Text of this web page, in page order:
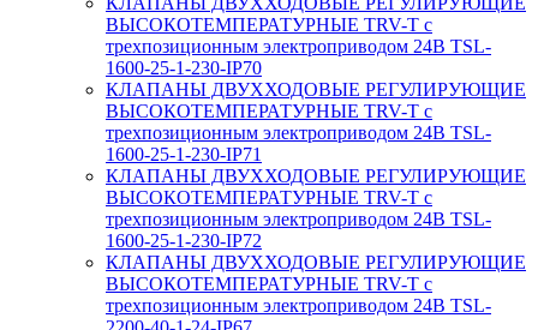
ВЫСОКОТЕМПЕРАТУРНЫЕ TRV-T с
трехпозиционным электроприводом 24В TSL-
1600-25-1-230-IP70
КЛАПАНЫ ДВУХХОДОВЫЕ РЕГУЛИРУЮЩИЕ
ВЫСОКОТЕМПЕРАТУРНЫЕ TRV-T с
трехпозиционным электроприводом 24В TSL-
1600-25-1-230-IP71
КЛАПАНЫ ДВУХХОДОВЫЕ РЕГУЛИРУЮЩИЕ
ВЫСОКОТЕМПЕРАТУРНЫЕ TRV-T с
трехпозиционным электроприводом 24В TSL-
1600-25-1-230-IP72
КЛАПАНЫ ДВУХХОДОВЫЕ РЕГУЛИРУЮЩИЕ
ВЫСОКОТЕМПЕРАТУРНЫЕ TRV-T с
трехпозиционным электроприводом 24В TSL-